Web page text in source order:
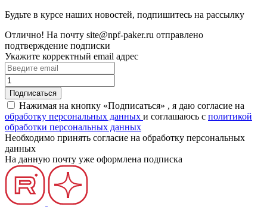
Будьте в курсе наших новостей, подпишитесь на рассылку
Отлично! На почту site@npf-paker.ru отправлено
подтверждение подписки
Укажите корректный email адрес
Нажимая на кнопку «Подписаться» , я даю согласие на
обработку персональных данных и соглашаюсь c политикой
обработки персональных данных
Необходимо принять согласие на обработку персональных
данных
На данную почту уже оформлена подписка